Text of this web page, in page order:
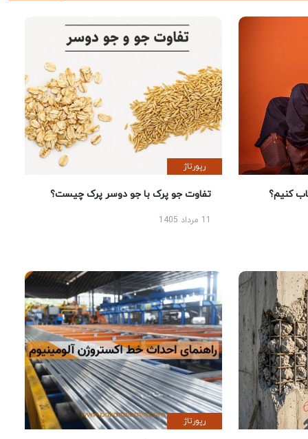
کنیم؟
رپورتاژ
تفاوت جو پرک با جو دوسر پرک چیست؟
رپورتاژ